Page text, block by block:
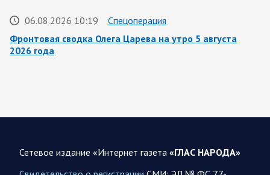
06.08.2026 10:19
Спецоперация
Фронтовая сводка Олега Царева на утро 5 августа
2026 года
Украинские террористы продолжают убивать мирное
население приграничных районов. Данные на 6 августа
Сетевое издание «Интернет газета «ГЛАС НАРОДА»